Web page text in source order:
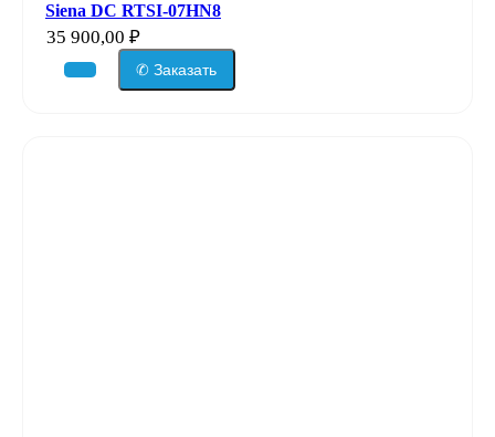
Siena DC RTSI-07HN8
35 900,00 ₽
✆ Заказать